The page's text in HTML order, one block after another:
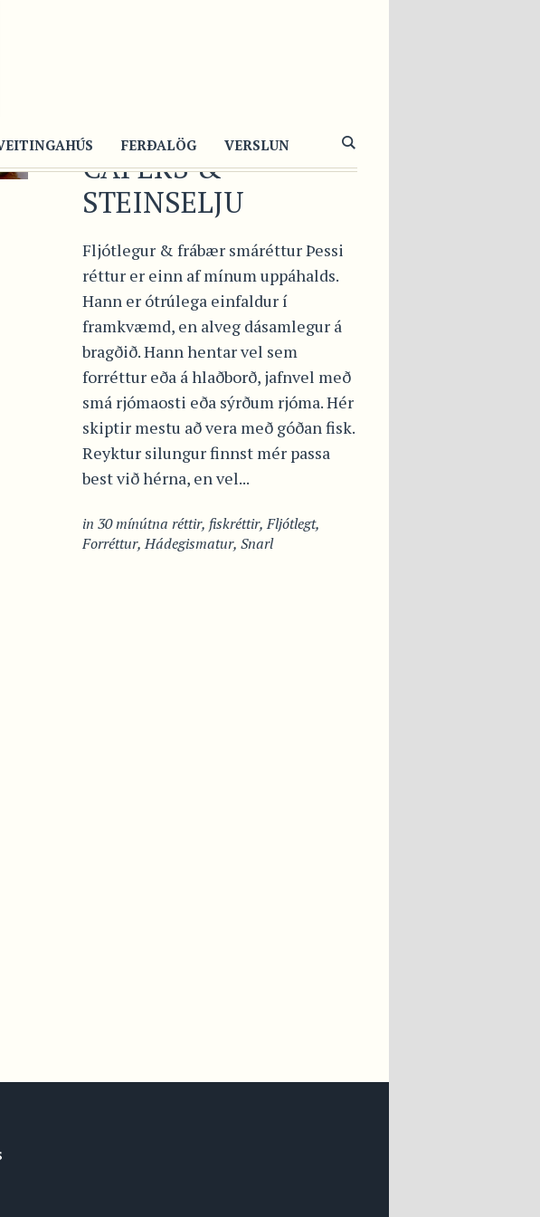
FERÐALÖG VERSLUN
RAUÐLAUK,
CAPERS &
STEINSELJU
Fljótlegur & frábær smáréttur Þessi
réttur er einn af mínum uppáhalds.
Hann er ótrúlega einfaldur í
framkvæmd, en alveg dásamlegur á
bragðið. Hann hentar vel sem
forréttur eða á hlaðborð, jafnvel með
smá rjómaosti eða sýrðum rjóma. Hér
skiptir mestu að vera með góðan fisk.
Reyktur silungur finnst mér passa
best við hérna, en vel...
in 30 mínútna réttir, fiskréttir,Fljótlegt,
Forréttur,Hádegismatur, Snarl